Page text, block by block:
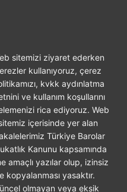
sitemizi ziyaret ederken
kullanıyoruz, çerez
kvkk aydınlatma
ve kullanım koşullarını
rica ediyoruz. Web
içerisinde yer alan
Türkiye Barolar
Kanunu kapsamında
amaçlı yazılar olup, izinsiz
kopyalanması yasaktır.
olmayan veya eksik